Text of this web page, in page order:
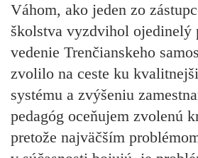
Váhom, ako jeden zo
školstva vyzdvihol ojedinelý
vedenie Trenčianskeho
zvolilo na ceste ku
systému a zvýšeniu
pedagóg oceňujem zvolenú
pretože najväčším